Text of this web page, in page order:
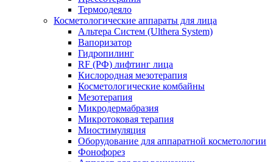
Термоодеяло
Косметологические аппараты для лица
Альтера Систем (Ulthera System)
Вапоризатор
Гидропилинг
RF (РФ) лифтинг лица
Кислородная мезотерапия
Косметологические комбайны
Мезотерапия
Микродермабразия
Микротоковая терапия
Миостимуляция
Оборудование для аппаратной косметологии
Фонофорез